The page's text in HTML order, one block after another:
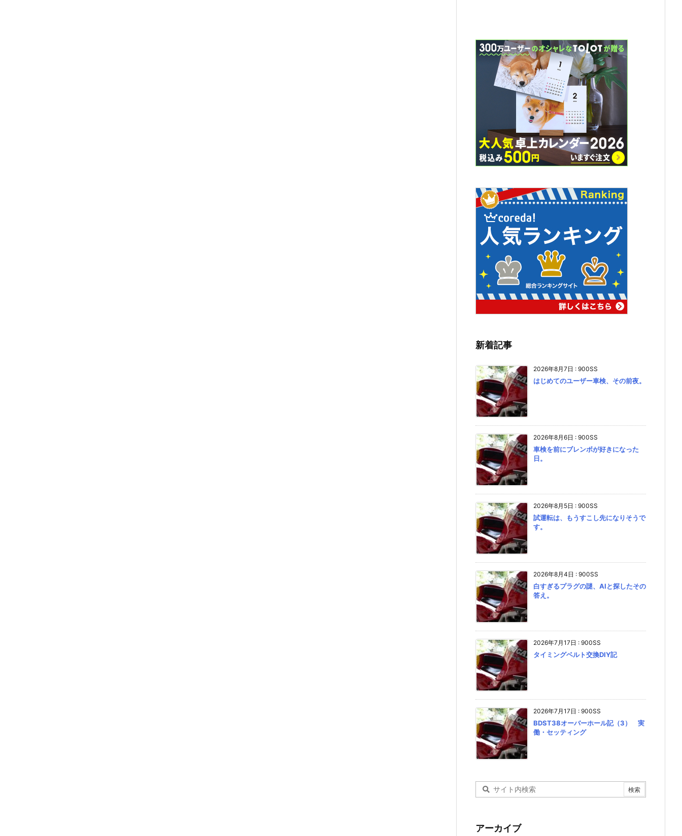
新着記事
2026年8月7日 : 900SS
はじめてのユーザー車検、その前夜。
2026年8月6日 : 900SS
車検を前にブレンボが好きになった
日。
2026年8月5日 : 900SS
試運転は、もうすこし先になりそうで
す。
2026年8月4日 : 900SS
白すぎるプラグの謎、AIと探したその
答え。
2026年7月17日 : 900SS
タイミングベルト交換DIY記
2026年7月17日 : 900SS
BDST38オーバーホール記（3） 実
働・セッティング
アーカイブ